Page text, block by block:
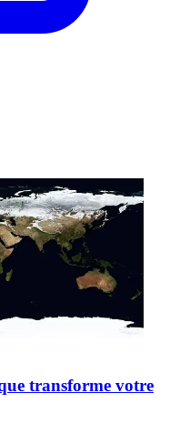
transforme votre